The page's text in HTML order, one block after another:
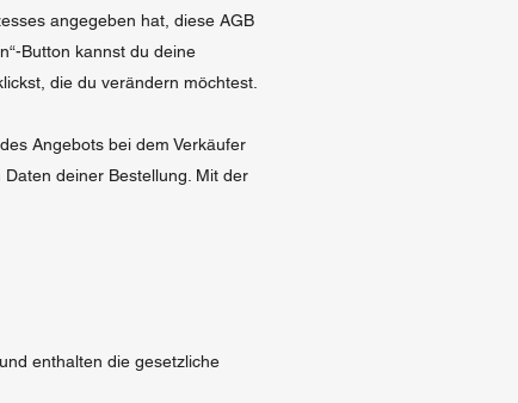
angegeben hat, diese AGB
Button kannst du deine
die du verändern möchtest.
Angebots bei dem Verkäufer
deiner Bestellung. Mit der
enthalten die gesetzliche